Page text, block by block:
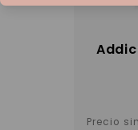
Precio